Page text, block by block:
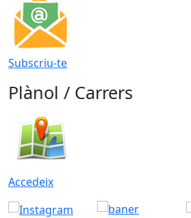
Subscriu-te
Plànol / Carrers
Accedeix